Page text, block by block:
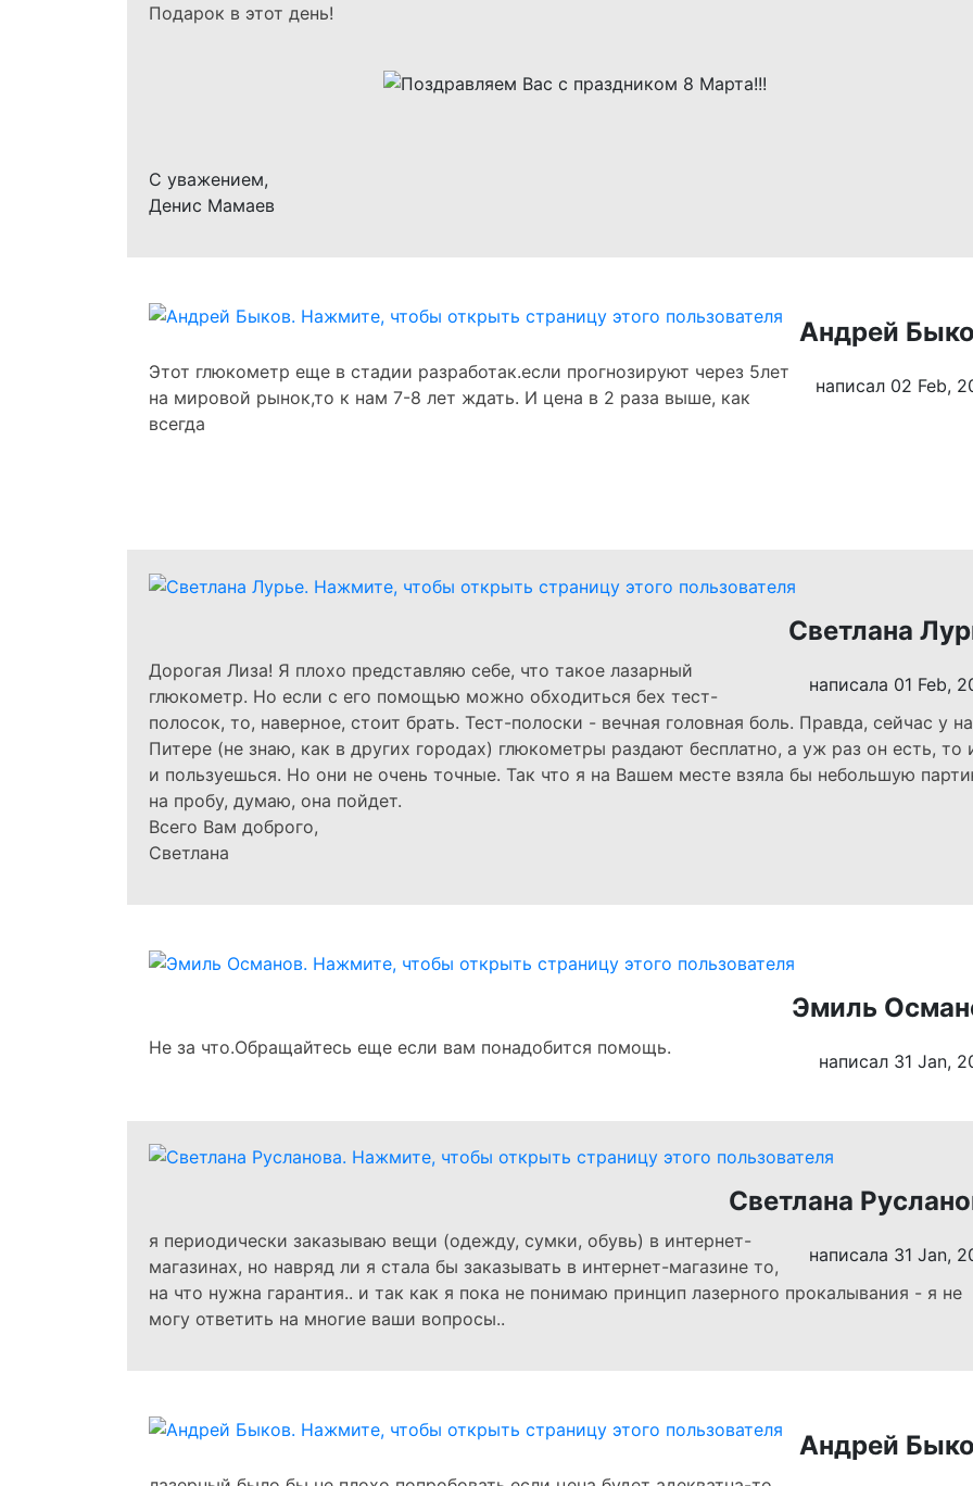
Подарок в этот день!
С уважением,
Денис Мамаев
Андрей
написал 02 Feb,
Этот глюкометр еще в стадии разработак.если прогнозируют через 5лет
на мировой рынок,то к нам 7-8 лет ждать. И цена в 2 раза выше, как
всегда
Светлана
написала 01 Feb,
Дорогая Лиза! Я плохо представляю себе, что такое лазарный
глюкометр. Но если с его помощью можно обходиться бех тест-
полосок, то, наверное, стоит брать. Тест-полоски - вечная головная боль. Правда, сейчас у
Питере (не знаю, как в других городах) глюкометры раздают бесплатно, а уж раз он есть, то
и пользуешься. Но они не очень точные. Так что я на Вашем месте взяла бы небольшую
на пробу, думаю, она пойдет.
Всего Вам доброго,
Светлана
Эмиль
написал 31 Jan,
Не за что.Обращайтесь еще если вам понадобится помощь.
Светлана
написала 31 Jan,
я периодически заказываю вещи (одежду, сумки, обувь) в интернет-
магазинах, но навряд ли я стала бы заказывать в интернет-магазине то,
на что нужна гарантия.. и так как я пока не понимаю принцип лазерного прокалывания - я не
могу ответить на многие ваши вопросы..
Андрей